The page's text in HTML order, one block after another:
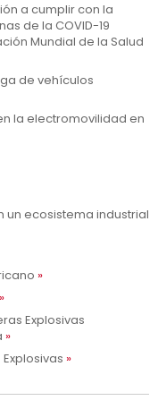
a cumplir con la
de la COVID-19
Mundial de la Salud
de vehículos
la electromovilidad en
un ecosistema industrial
Explosivas